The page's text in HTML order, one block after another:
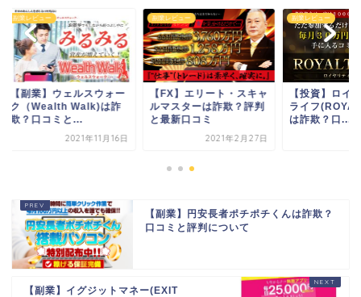
ビュー
業】ウェルスウォー
Wealth Walk)は詐
口コミと...
2021年11月16日
副業レビュー
【FX】エリート・スキャ
ルマスターは詐欺？評判
と最新口コミ
2021年2月27日
副業レビュー
【投資】ロイヤリテ
ライフ(ROYALTY-
は詐欺？口...
【副業】円安長者ポチポチくんは詐欺？
口コミと評判について
【副業】イグジットマネー(EXIT